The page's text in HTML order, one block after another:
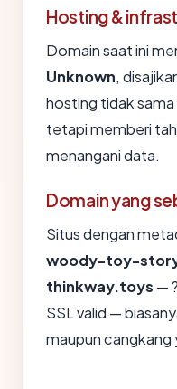
Hosting &
Domain saat ini
Unknown,
hosting tidak
tetapi memberi
menangani data.
Domain yang
Situs dengan
woody-toy-
thinkway.toys —
SSL valid —
maupun cangkang